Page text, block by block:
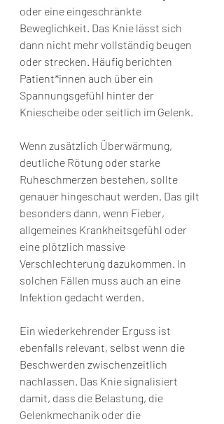
oder eine eingeschränkte
Beweglichkeit. Das Knie lässt sich
dann nicht mehr vollständig beugen
oder strecken. Häufig berichten
Patient*innen auch über ein
Spannungsgefühl hinter der
Kniescheibe oder seitlich im Gelenk.
Wenn zusätzlich Überwärmung,
deutliche Rötung oder starke
Ruheschmerzen bestehen, sollte
genauer hingeschaut werden. Das gilt
besonders dann, wenn Fieber,
allgemeines Krankheitsgefühl oder
eine plötzlich massive
Verschlechterung dazukommen. In
solchen Fällen muss auch an eine
Infektion gedacht werden.
Ein wiederkehrender Erguss ist
ebenfalls relevant, selbst wenn die
Beschwerden zwischenzeitlich
nachlassen. Das Knie signalisiert
damit, dass die Belastung, die
Gelenkmechanik oder die